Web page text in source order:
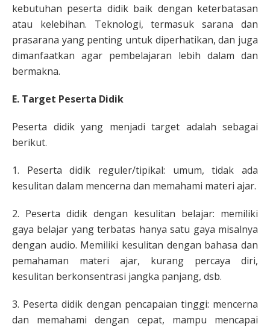
kebutuhan peserta didik baik dengan keterbatasan
atau kelebihan. Teknologi, termasuk sarana dan
prasarana yang penting untuk diperhatikan, dan juga
dimanfaatkan agar pembelajaran lebih dalam dan
bermakna.
E. Target Peserta Didik
Peserta didik yang menjadi target adalah sebagai
berikut.
1. Peserta didik reguler/tipikal: umum, tidak ada
kesulitan dalam mencerna dan memahami materi ajar.
2. Peserta didik dengan kesulitan belajar: memiliki
gaya belajar yang terbatas hanya satu gaya misalnya
dengan audio. Memiliki kesulitan dengan bahasa dan
pemahaman materi ajar, kurang percaya diri,
kesulitan berkonsentrasi jangka panjang, dsb.
3. Peserta didik dengan pencapaian tinggi: mencerna
dan memahami dengan cepat, mampu mencapai